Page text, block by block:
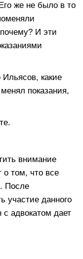
же не было в то
И эти
какие
показания,
внимание
о том, что все
После
участие данного
с адвокатом дает